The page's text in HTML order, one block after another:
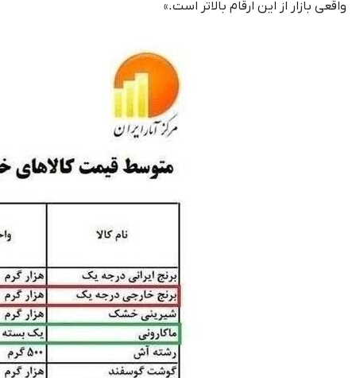
واقعی بازار از این ارقام بالاتر است.»